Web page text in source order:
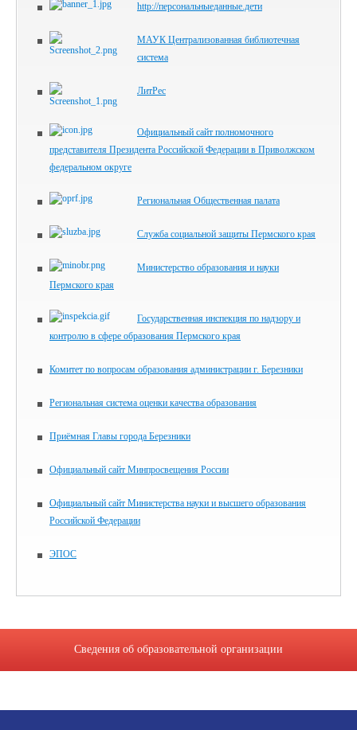
http://персональныеданные.дети
МАУК Централизованная библиотечная
система
ЛитРес
Официальный сайт полномочного
представителя Президента Российской Федерации в Приволжском
федеральном округе
Региональная Общественная палата
Служба социальной защиты Пермского края
Министерство образования и науки
Пермского края
Государственная инспекция по надзору и
контролю в сфере образования Пермского края
Комитет по вопросам образования администрации г. Березники
Региональная система оценки качества образования
Приёмная Главы города Березники
Официальный сайт Минпросвещения России
Официальный сайт Министерства науки и высшего образования
Российской Федерации
ЭПОС
Сведения об образовательной организации